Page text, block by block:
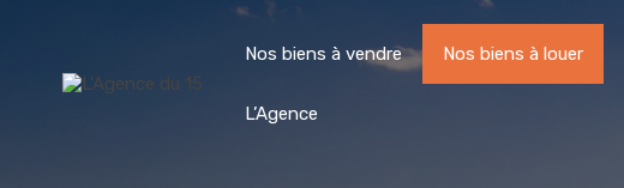
Nos biens à vendre Nos biens à louer
L’Agence